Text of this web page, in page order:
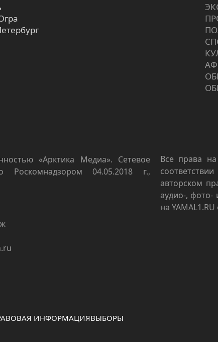
«Арктика Медиа». Сетевое
Роскомнадзором 04.05.2018 г.,
Все права
авторском
аудио-, фото-
на
ИНФОРМАЦИЯВЫБОРЫ